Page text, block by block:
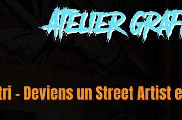
Atelier
– Deviens un Street